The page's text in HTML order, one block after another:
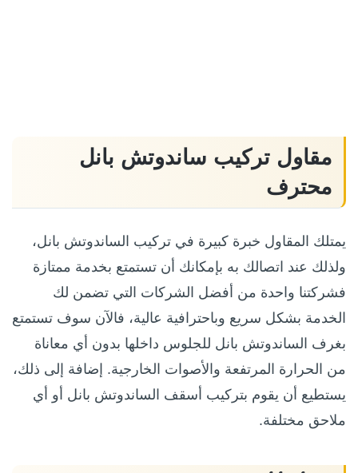
مقاول تركيب ساندوتش بانل
محترف
يمتلك المقاول خبرة كبيرة في تركيب الساندوتش بانل،
ولذلك عند اتصالك به بإمكانك أن تستمتع بخدمة ممتازة
فشركتنا واحدة من أفضل الشركات التي تضمن لك
الخدمة بشكل سريع وباحترافية عالية، فالآن سوف تستمتع
بغرف الساندوتش بانل للجلوس داخلها بدون أي معاناة
من الحرارة المرتفعة والأصوات الخارجية. إضافة إلى ذلك،
يستطيع أن يقوم بتركيب أسقف الساندوتش بانل أو أي
ملاحق مختلفة.